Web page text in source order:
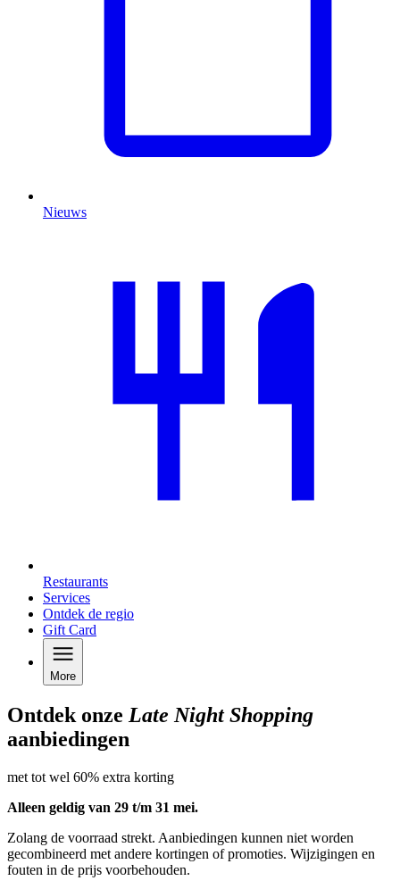
Nieuws
Restaurants
Services
Ontdek de regio
Gift Card
More
Ontdek onze Late Night Shopping
aanbiedingen
met tot wel 60% extra korting
Alleen geldig van 29 t/m 31 mei.
Zolang de voorraad strekt. Aanbiedingen kunnen niet worden
gecombineerd met andere kortingen of promoties. Wijzigingen en
fouten in de prijs voorbehouden.